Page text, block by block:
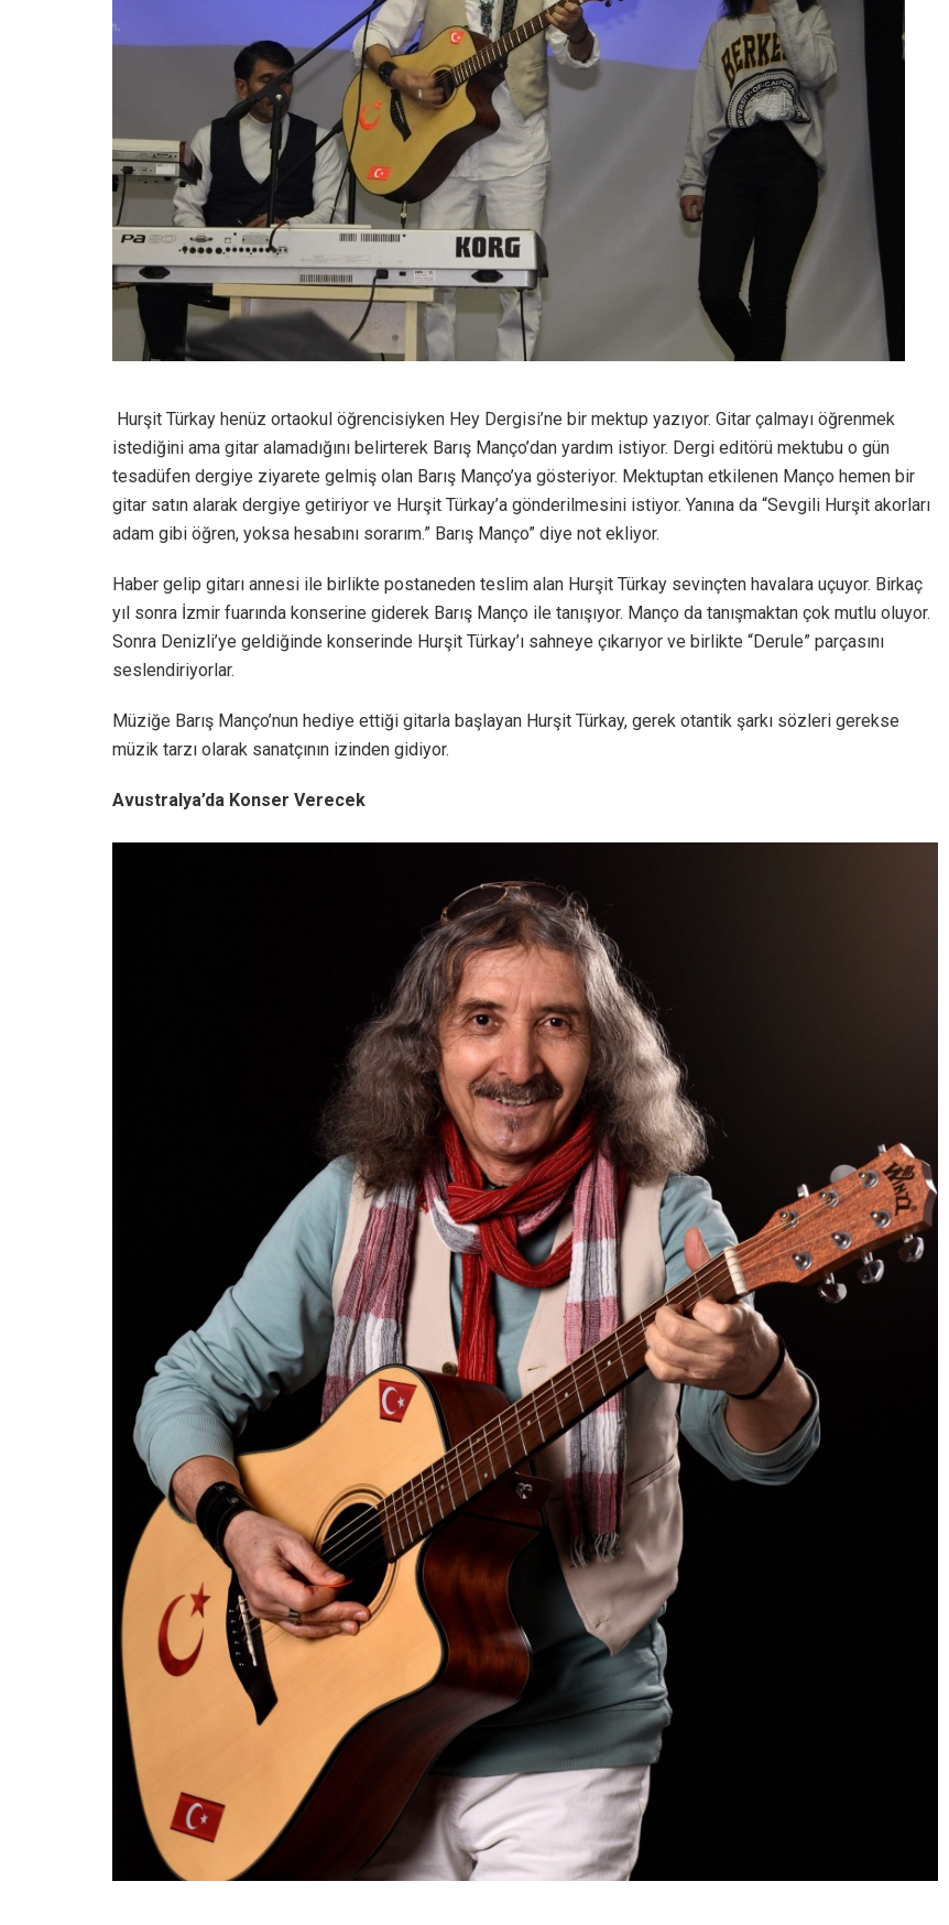
Hurşit Türkay henüz ortaokul öğrencisiyken Hey Dergisi’ne bir mektup yazıyor. Gitar çalmayı öğrenmek
istediğini ama gitar alamadığını belirterek Barış Manço’dan yardım istiyor. Dergi editörü mektubu o gün
tesadüfen dergiye ziyarete gelmiş olan Barış Manço’ya gösteriyor. Mektuptan etkilenen Manço hemen bir
gitar satın alarak dergiye getiriyor ve Hurşit Türkay’a gönderilmesini istiyor. Yanına da “Sevgili Hurşit akorları
adam gibi öğren, yoksa hesabını sorarım.” Barış Manço” diye not ekliyor.
Haber gelip gitarı annesi ile birlikte postaneden teslim alan Hurşit Türkay sevinçten havalara uçuyor. Birkaç
yıl sonra İzmir fuarında konserine giderek Barış Manço ile tanışıyor. Manço da tanışmaktan çok mutlu oluyor.
Sonra Denizli’ye geldiğinde konserinde Hurşit Türkay’ı sahneye çıkarıyor ve birlikte “Derule” parçasını
seslendiriyorlar.
Müziğe Barış Manço’nun hediye ettiği gitarla başlayan Hurşit Türkay, gerek otantik şarkı sözleri gerekse
müzik tarzı olarak sanatçının izinden gidiyor.
Avustralya’da Konser Verecek